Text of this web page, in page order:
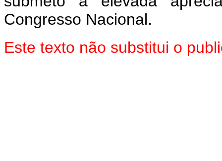
Congresso Nacional.
Este texto não substitui o